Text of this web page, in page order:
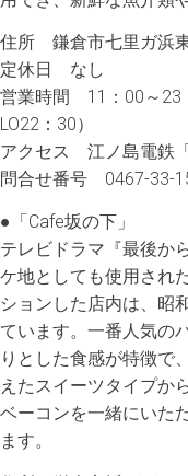
住所 鎌倉市七里ガ浜
定休日 なし
営業時間 11：00～23
LO22：30）
アクセス 江ノ島電鉄
問合せ番号 0467-33-
●「Cafe坂の下」
テレビドラマ『最後か
ケ地としても使用され
ションした店内は、昭
ています。一番人気の
りとした食感が特徴で
えたスイーツタイプか
ベーコンを一緒にいた
ます。